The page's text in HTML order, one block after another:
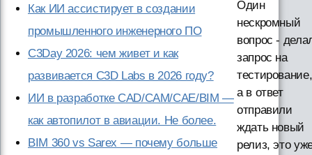
Как ИИ ассистирует в создании
промышленного инженерного ПО
C3Day 2026: чем живет и как
развивается C3D Labs в 2026 году?
ИИ в разработке CAD/CAM/CAE/BIM —
как автопилот в авиации. Не более.
BIM 360 vs Sarex — почему больше
Один
нескромный
вопрос -
запрос на
тестирование,
а в ответ
отправили
ждать новый
релиз, это